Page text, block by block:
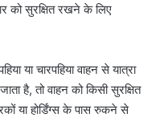
को सुरक्षित रखने के लिए
या चारपहिया वाहन से यात्रा
है, तो वाहन को किसी सुरक्षित
या होर्डिंग्स के पास रुकने से